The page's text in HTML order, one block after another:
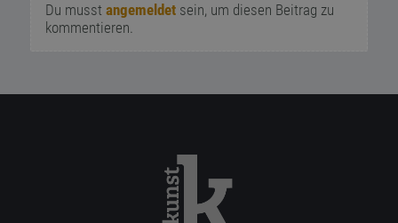
Du musst angemeldetsein, um diesen Beitrag zu
kommentieren.